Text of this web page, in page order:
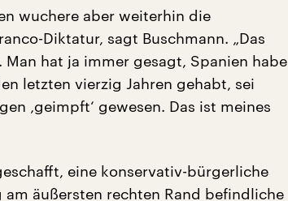
wuchere aber weiterhin die
Diktatur, sagt Buschmann. „Das
hat ja immer gesagt, Spanien habe
letzten vierzig Jahren gehabt, sei
‚geimpft‘ gewesen. Das ist meines
eine konservativ-bürgerliche
äußersten rechten Rand befindliche